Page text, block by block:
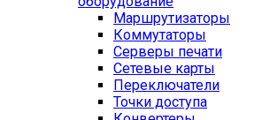
Маршрутизаторы
Коммутаторы
Серверы печати
Сетевые карты
Переключатели
Точки доступа